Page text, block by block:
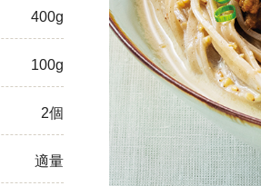
400g
100g
2個
適量